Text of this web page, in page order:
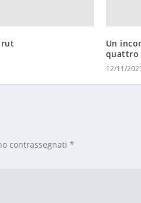
Un
quattro
12/11/
contrassegnati*